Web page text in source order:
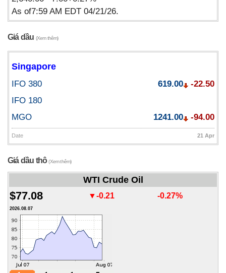
As of7:59 AM EDT 04/21/26.
Giá dầu (Xem thêm)
Singapore
IFO 380 619.00
-22.50
IFO 180
MGO
1241.00 -94.00
Date 21 Apr
Giá dầu thô(Xem thêm)
WTI Crude Oil
$77.08 ▼-0.21 -0.27%
2026.08.07